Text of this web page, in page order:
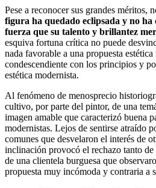
Pese a reconocer sus grandes méritos,
figura ha quedado eclipsada y no ha
fuerza que su talento y brillantez
esquiva fortuna crítica no puede
nada favorable a una propuesta
condescendiente con los principios y
estética modernista.
Al fenómeno de menosprecio
cultivo, por parte del pintor, de una
imagen amable que caracterizó buena
modernistas. Lejos de sentirse atraído
comunes que desvelaron el interés de
inclinación provocó el rechazo tanto
de una clientela burguesa que
propuesta muy incómoda y contraria a